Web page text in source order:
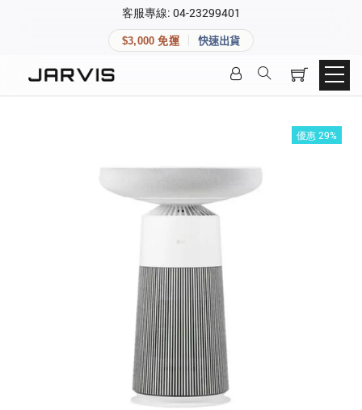
客服專線: 04-23299401
$3,000 免運 快速出貨
優惠 29%
快速連結
登入後可查看訂單、會員資料與收藏清單。
建立新帳號